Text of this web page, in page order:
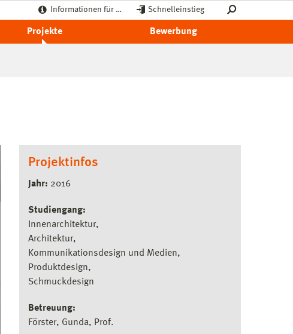
Informationen für … Schnelleinstieg
Projekte Bewerbung
Projektinfos
Jahr: 2016
Studiengang:
Innenarchitektur
Architektur
Kommunikationsdesign und Medien
Produktdesign
Schmuckdesign
Betreuung:
Förster, Gunda, Prof.